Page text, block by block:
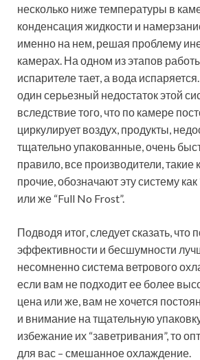
несколько ниже температуры в
конденсация жидкости и
именно на нем, решая проблему
камерах. На одном из этапов
испарителе тает, а вода
один серьезный недостаток этой
вследствие того, что по камере
циркулирует воздух, продукты,
тщательно упакованные, очень
правило, все производители, такие
прочие, обозначают эту систему как
или же “Full No Frost”.
Подводя итог, следует сказать, что
эффективности и бесшумности
несомненно система ветрового
если вам не подходит ее более
цена или же, вам не хочется
и внимание на тщательную
избежание их “заветривания”, то
для вас – смешанное охлаждение.